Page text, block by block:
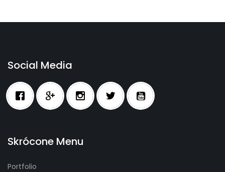
Social Media
Skrócone Menu
Portfolio